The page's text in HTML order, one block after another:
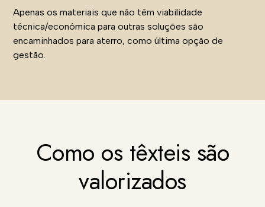
Apenas os materiais que não têm viabilidade
técnica/económica para outras soluções são
encaminhados para aterro, como última opção de
gestão.
Como os têxteis são
valorizados